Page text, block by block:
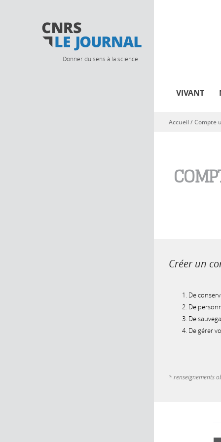
Donner du sens à la science
VIVANT
Vous êtes ici
Accueil/Compte
Créer un
De
De
De
De gérer
* renseignements